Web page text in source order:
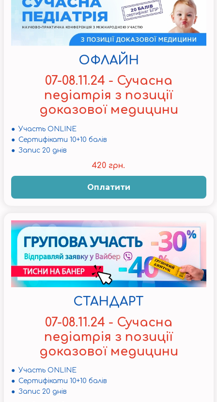
ОФЛАЙН
07-08.11.24 - Сучасна
педіатрія з позиції
доказової медицини
● Участь ONLINE
● Сертифікати 10+10 балів
● Запис 20 днів
420 грн.
Оплатити
СТАНДАРТ
07-08.11.24 - Сучасна
педіатрія з позиції
доказової медицини
● Участь ONLINE
● Сертифікати 10+10 балів
● Запис 20 днів